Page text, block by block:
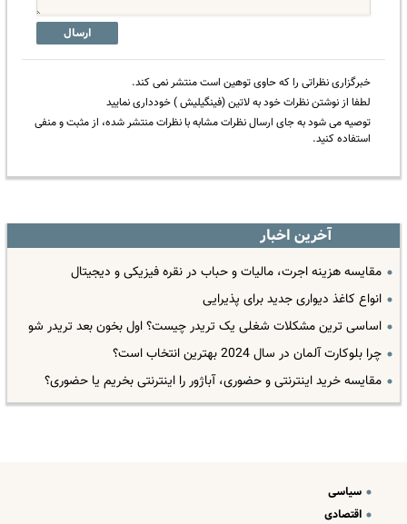
ارسال
خبرگزاری نظراتی را که حاوی توهین است منتشر نمی کند.
لطفا از نوشتن نظرات خود به لاتین (فینگیلیش ) خودداری نمایید
توصیه می شود به جای ارسال نظرات مشابه با نظرات منتشر شده، از مثبت و منفی
استفاده کنید.
آخرین اخبار
مقایسه هزینه اجرت، مالیات و حباب در نقره فیزیکی و دیجیتال
انواع کاغذ دیواری جدید برای پذیرایی
اساسی ترین مشکلات شغلی یک تریدر چیست؟ اول بخون بعد تریدر شو
چرا بلوکارت آلمان در سال 2024 بهترین انتخاب است؟
مقایسه خرید اینترنتی و حضوری، آباژور را اینترنتی بخریم یا حضوری؟
سیاسی
اقتصادی